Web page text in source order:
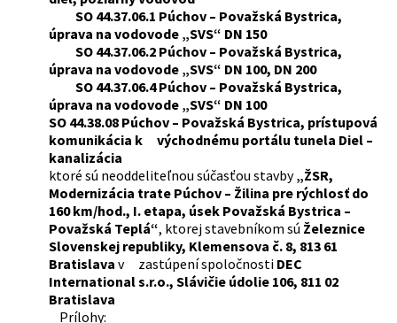
SO 44.37.06.1 Púchov – Považská Bystrica,
úprava na vodovode „SVS“ DN 150
SO 44.37.06.2 Púchov – Považská Bystrica,
úprava na vodovode „SVS“ DN 100, DN 200
SO 44.37.06.4 Púchov – Považská Bystrica,
úprava na vodovode „SVS“ DN 100
SO 44.38.08 Púchov – Považská Bystrica, prístupová
komunikácia k východnému portálu tunela Diel –
kanalizácia
ktoré sú neoddeliteľnou súčasťou stavby„ŽSR,
Modernizácia trate Púchov – Žilina pre rýchlosť do
160 km/hod., I. etapa, úsek Považská Bystrica –
Považská Teplá“, ktorej stavebníkom sú Železnice
Slovenskej republiky, Klemensova č. 8, 813 61
Bratislava v zastúpení spoločnosti DEC
International s.r.o., Slávičie údolie 106, 811 02
Bratislava
Prílohy: